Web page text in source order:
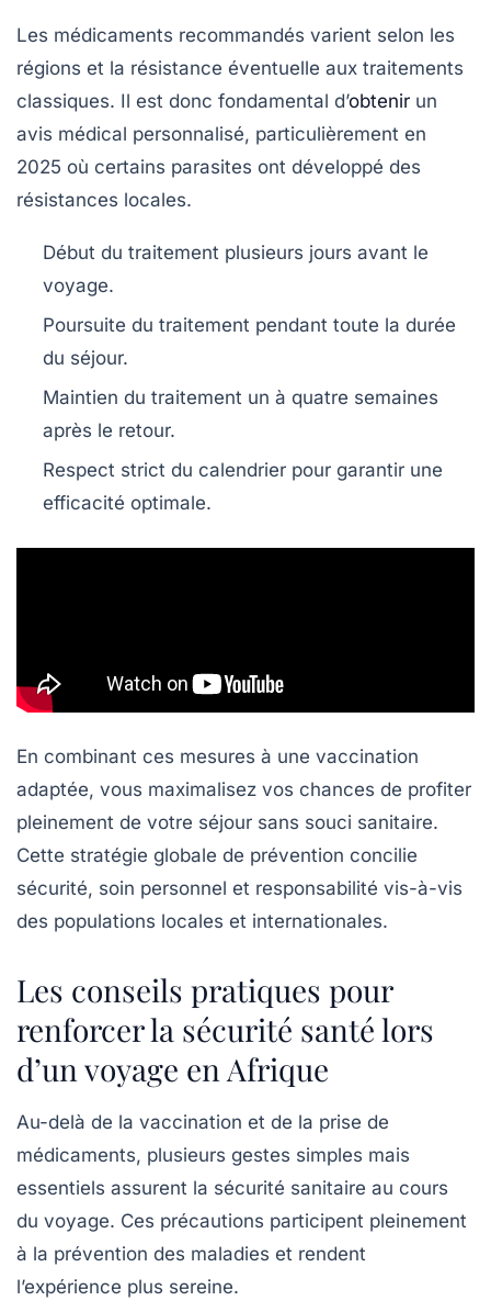
Les médicaments recommandés varient selon les
régions et la résistance éventuelle aux traitements
classiques. Il est donc fondamental d’obtenir un
avis médical personnalisé, particulièrement en
2025 où certains parasites ont développé des
résistances locales.
Début du traitement plusieurs jours avant le
voyage.
Poursuite du traitement pendant toute la durée
du séjour.
Maintien du traitement un à quatre semaines
après le retour.
Respect strict du calendrier pour garantir une
efficacité optimale.
En combinant ces mesures à une vaccination
adaptée, vous maximalisez vos chances de profiter
pleinement de votre séjour sans souci sanitaire.
Cette stratégie globale de prévention concilie
sécurité, soin personnel et responsabilité vis-à-vis
des populations locales et internationales.
Les conseils pratiques pour
renforcer la sécurité santé lors
d’un voyage en Afrique
Au-delà de la vaccination et de la prise de
médicaments, plusieurs gestes simples mais
essentiels assurent la sécurité sanitaire au cours
du voyage. Ces précautions participent pleinement
à la prévention des maladies et rendent
l’expérience plus sereine.